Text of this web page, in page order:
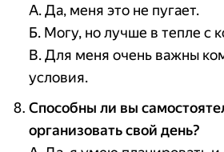
А. Да, меня это не пугает.
Б. Могу, но лучше в тепле с
В. Для меня очень важны
условия.
Способны ли вы
организовать свой день?